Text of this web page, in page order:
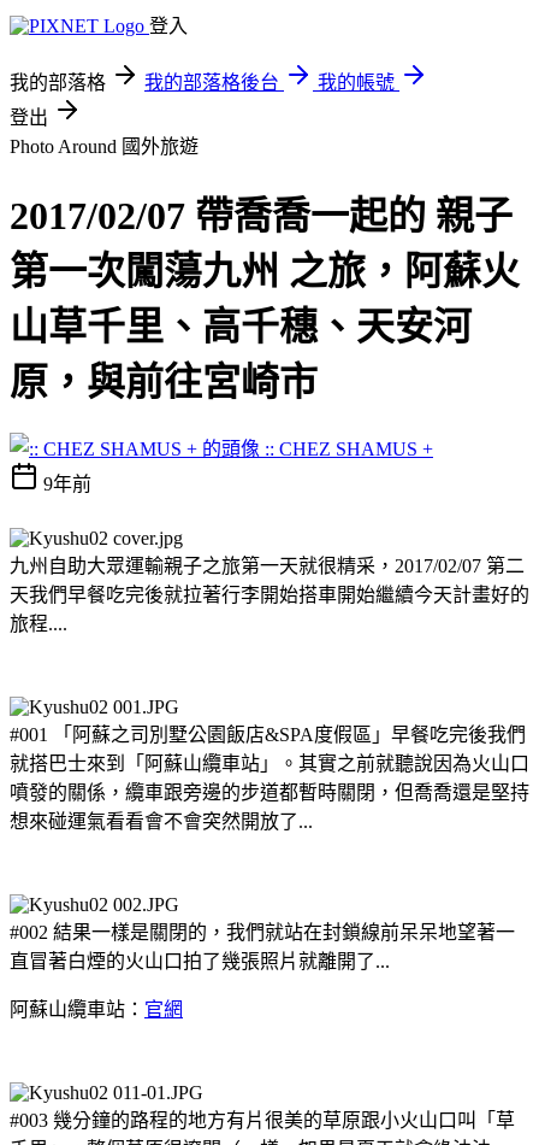
登入
我的部落格 我的部落格後台
我的帳號
登出
Photo Around 國外旅遊
2017/02/07 帶喬喬一起的 親子
第一次闖蕩九州 之旅，阿蘇火
山草千里、高千穗、天安河
原，與前往宮崎市
:: CHEZ SHAMUS +
9年前
九州自助大眾運輸親子之旅第一天就很精采，2017/02/07 第二
天我們早餐吃完後就拉著行李開始搭車開始繼續今天計畫好的
旅程....
#001 「阿蘇之司別墅公園飯店&SPA度假區」早餐吃完後我們
就搭巴士來到「阿蘇山纜車站」。其實之前就聽說因為火山口
噴發的關係，纜車跟旁邊的步道都暫時關閉，但喬喬還是堅持
想來碰運氣看看會不會突然開放了...
#002 結果一樣是關閉的，我們就站在封鎖線前呆呆地望著一
直冒著白煙的火山口拍了幾張照片就離開了...
阿蘇山纜車站： 官網
#003 幾分鐘的路程的地方有片很美的草原跟小火山口叫「草